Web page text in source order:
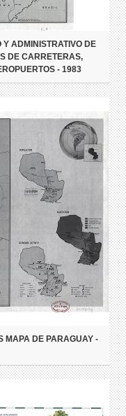
ADMINISTRATIVO DE
DE CARRETERAS,
- 1983
MAPA DE PARAGUAY -